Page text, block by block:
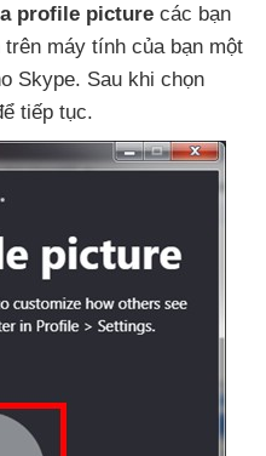
profile picture các bạn
trên máy tính của bạn một
Skype. Sau khi chọn
tiếp tục.